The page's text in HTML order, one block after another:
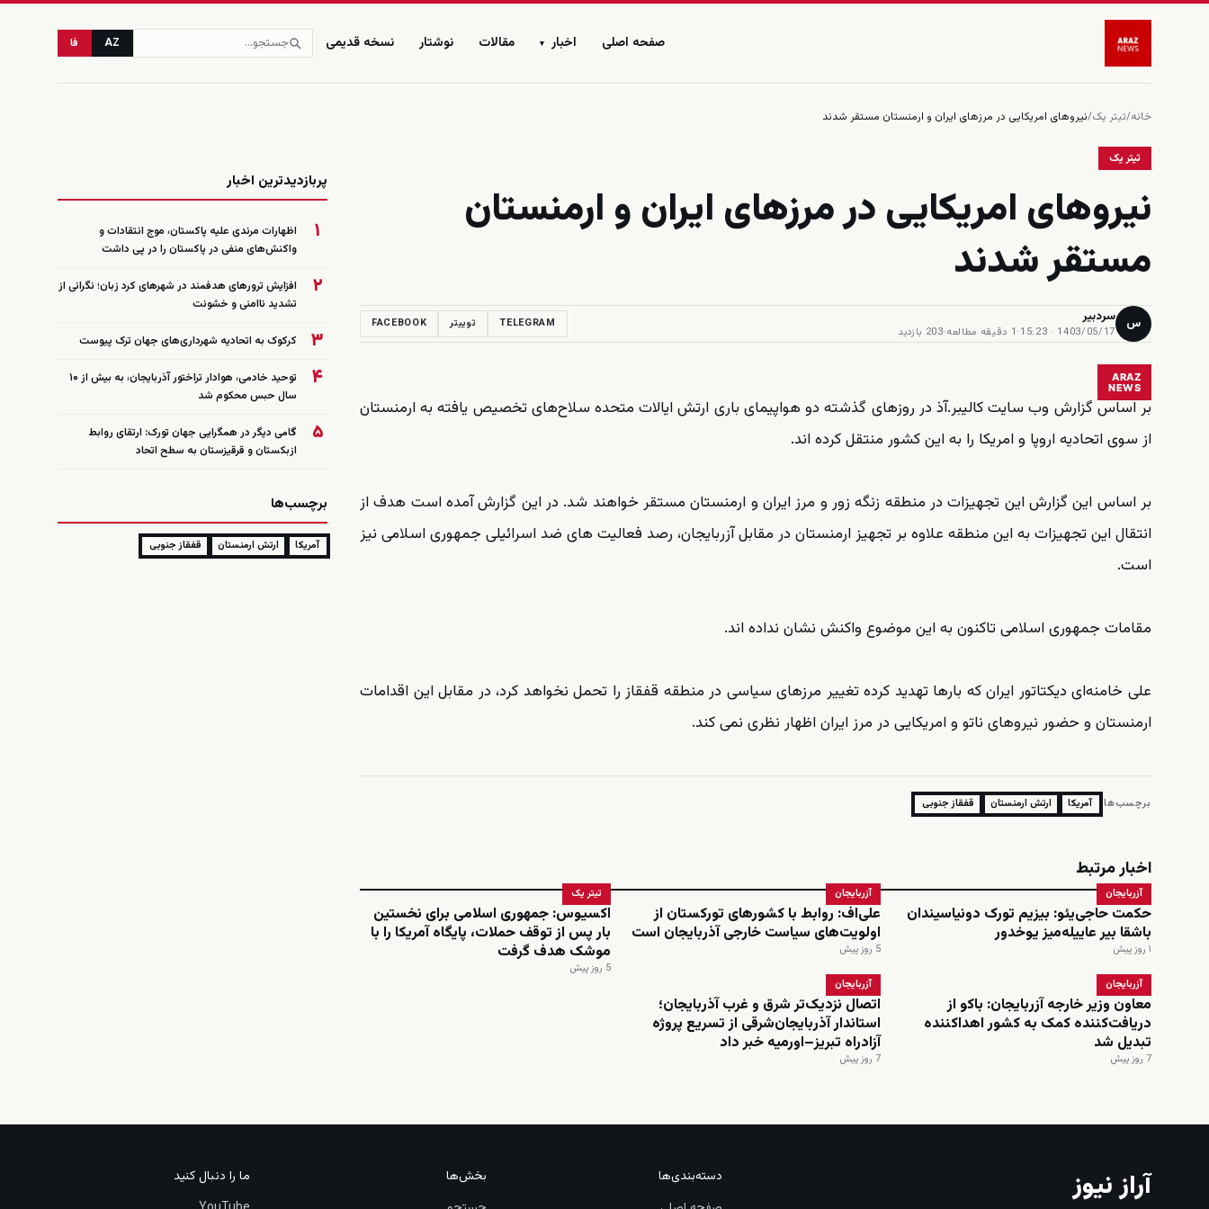
صفحه اصلی اخبار ▾ مقالات نوشتار نسخه قدیمی AZ فا
خانه/تیتر یک/نیروهای امریکایی در مرزهای ایران و ارمنستان مستقر شدند
تیتر یک
نیروهای امریکایی در مرزهای ایران و ارمنستان
مستقر شدند
س سردبیر
1403/05/17 · 15:23
·1 دقیقه مطالعه ·203 بازدید
TELEGRAM توییتر FACEBOOK
ARAZ
NEWS
بر اساس گزارش وب سایت کالیبر.آذ در روزهای گذشته دو هواپیمای باری ارتش ایالات متحده سلاح‌های تخصیص یافته به ارمنستان
از سوی اتحادیه اروپا و امریکا را به این کشور منتقل کرده اند.
بر اساس این گزارش این تجهیزات در منطقه زنگه زور و مرز ایران و ارمنستان مستقر خواهند شد. در این گزارش آمده است هدف از
انتقال این تجهیزات به این منطقه علاوه بر تجهیز ارمنستان در مقابل آزربایجان، رصد فعالیت های ضد اسرائیلی جمهوری اسلامی نیز
است.
مقامات جمهوری اسلامی تاکنون به این موضوع واکنش نشان نداده اند.
علی خامنه‌ای دیکتاتور ایران که بارها تهدید کرده تغییر مرزهای سیاسی در منطقه قفقاز را تحمل نخواهد کرد، در مقابل این اقدامات
ارمنستان و حضور نیروهای ناتو و امریکایی در مرز ایران اظهار نظری نمی کند.
برچسب‌ها: آمریکا ارتش ارمنستان قفقاز جنوبی
اخبار مرتبط
آزربایجان
حکمت حاجی‌یئو: بیزیم تورک دونیاسیندان
باشقا بیر عاییله‌میز یوخدور
۱ روز پیش
آزربایجان
علی‌اف: روابط با کشورهای تورکستان از
اولویت‌های سیاست خارجی آذربایجان است
5 روز پیش
تیتر یک
اکسیوس: جمهوری اسلامی برای نخستین
بار پس از توقف حملات، پایگاه آمریکا را با
موشک هدف گرفت
5 روز پیش
آزربایجان
معاون وزیر خارجه آزربایجان: باکو از
دریافت‌کننده کمک به کشور اهداکننده
تبدیل شد
7 روز پیش
آزربایجان
اتصال نزدیک‌تر شرق و غرب آذربایجان؛
استاندار آذربایجان‌شرقی از تسریع پروژه
آزادراه تبریز–اورمیه خبر داد
7 روز پیش
پربازدیدترین اخبار
۱
اظهارات مرندی علیه پاکستان، موج انتقادات و
واکنش‌های منفی در پاکستان را در پی داشت
۲
افزایش ترورهای هدفمند در شهرهای کرد زبان؛ نگرانی از
تشدید ناامنی و خشونت
۳ کرکوک به اتحادیه شهرداری‌های جهان ترک پیوست
۴
توحید خادمی، هوادار تراختور آذربایجان، به بیش از ۱۰
سال حبس محکوم شد
۵
گامی دیگر در همگرایی جهان تورک: ارتقای روابط
ازبکستان و قرقیزستان به سطح اتحاد
برچسب‌ها
آمریکا ارتش ارمنستان قفقاز جنوبی
آراز نیوز
دسته‌بندی‌ها
بخش‌ها
ما را دنبال کنید